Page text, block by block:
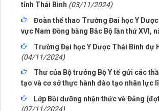
tỉnh Thái Bình (03/11/2024)
Đoàn thể thao Trường Đai học Y
vực Nam Đồng bằng Bắc Bộ lần thứ XVI,
Trường Đại học Y Dược Thái Bình dự
(04/11/2024)
Thư của Bộ trưởng Bộ Y tế gửi các
tạo và cơ sở thực hành đào tạo nhân lực
Lớp Bồi dưỡng nhận thức về Đảng
(07/11/2024)